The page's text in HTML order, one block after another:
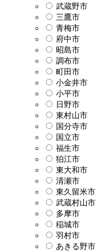
武蔵野市
三鷹市
青梅市
府中市
昭島市
調布市
町田市
小金井市
小平市
日野市
東村山市
国分寺市
国立市
福生市
狛江市
東大和市
清瀬市
東久留米市
武蔵村山市
多摩市
稲城市
羽村市
あきる野市